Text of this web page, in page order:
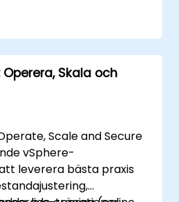
data.
och
utvärderar
effektivt.
Skala och
Scale and Secure
vSphere-
leverera bästa praxis